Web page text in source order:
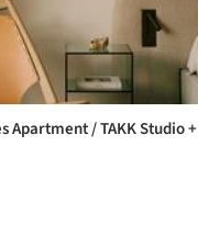
Apartment / TAKK Studio +